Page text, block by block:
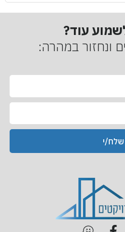
עוד?
ונחזור במהרה:
שלח/י